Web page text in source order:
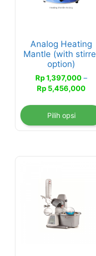
Analog Heating
Mantle (with
option)
Rp1,397,000 –
Rp 5,456,000
Pilih opsi
diambil
halaman
produk